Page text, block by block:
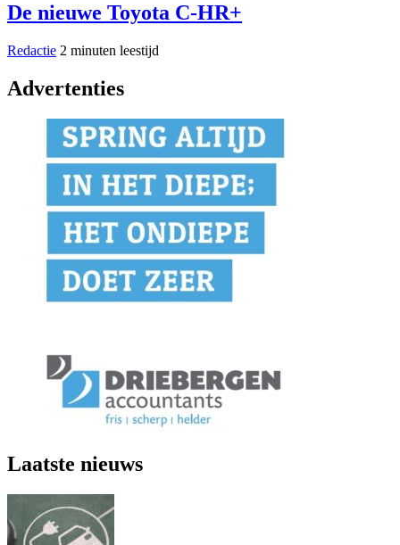
De nieuwe Toyota C-HR+
Redactie 2 minuten leestijd
Advertenties
Laatste nieuws